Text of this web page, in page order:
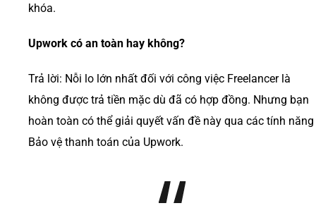
khóa.
Upwork có an toàn hay không?
Trả lời: Nỗi lo lớn nhất đối với công việc Freelancer là
không được trả tiền mặc dù đã có hợp đồng. Nhưng bạn
hoàn toàn có thể giải quyết vấn đề này qua các tính năng
Bảo vệ thanh toán của Upwork.